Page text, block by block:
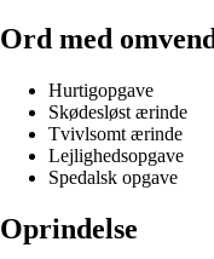
Ord med
Hurtigopgave
Skødesløst ærinde
Tvivlsomt ærinde
Lejlighedsopgave
Spedalsk opgave
Oprindelse